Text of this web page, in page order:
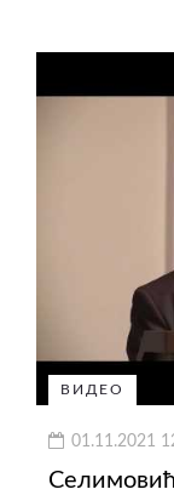
ВИДЕО
01.11.2021